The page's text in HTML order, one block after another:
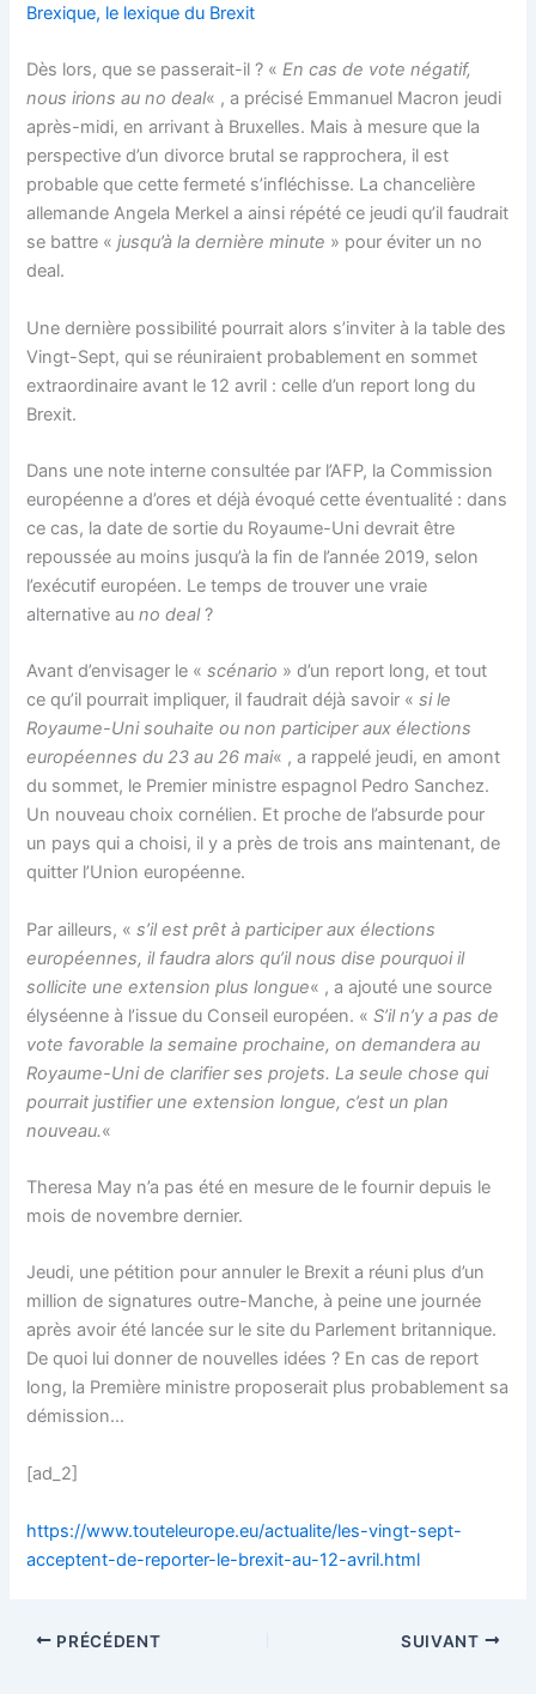
Brexique, le lexique du Brexit
Dès lors, que se passerait-il ? «En cas de vote négatif,
nous irions au no deal« , a précisé Emmanuel Macron jeudi
après-midi, en arrivant à Bruxelles. Mais à mesure que la
perspective d’un divorce brutal se rapprochera, il est
probable que cette fermeté s’infléchisse. La chancelière
allemande Angela Merkel a ainsi répété ce jeudi qu’il faudrait
se battre «jusqu’à la dernière minute » pour éviter un no
deal.
Une dernière possibilité pourrait alors s’inviter à la table des
Vingt-Sept, qui se réuniraient probablement en sommet
extraordinaire avant le 12 avril : celle d’un report long du
Brexit.
Dans une note interne consultée par l’AFP, la Commission
européenne a d’ores et déjà évoqué cette éventualité : dans
ce cas, la date de sortie du Royaume-Uni devrait être
repoussée au moins jusqu’à la fin de l’année 2019, selon
l’exécutif européen. Le temps de trouver une vraie
alternative auno deal?
Avant d’envisager le «scénario » d’un report long, et tout
ce qu’il pourrait impliquer, il faudrait déjà savoir «si le
Royaume-Uni souhaite ou non participer aux élections
européennes du 23 au 26 mai« , a rappelé jeudi, en amont
du sommet, le Premier ministre espagnol Pedro Sanchez.
Un nouveau choix cornélien. Et proche de l’absurde pour
un pays qui a choisi, il y a près de trois ans maintenant, de
quitter l’Union européenne.
Par ailleurs, «s’il est prêt à participer aux élections
européennes, il faudra alors qu’il nous dise pourquoi il
sollicite une extension plus longue« , a ajouté une source
élyséenne à l’issue du Conseil européen. «S’il n’y a pas de
vote favorable la semaine prochaine, on demandera au
Royaume-Uni de clarifier ses projets. La seule chose qui
pourrait justifier une extension longue, c’est un plan
nouveau.«
Theresa May n’a pas été en mesure de le fournir depuis le
mois de novembre dernier.
Jeudi, une pétition pour annuler le Brexit a réuni plus d’un
million de signatures outre-Manche, à peine une journée
après avoir été lancée sur le site du Parlement britannique.
De quoi lui donner de nouvelles idées ? En cas de report
long, la Première ministre proposerait plus probablement sa
démission…
[ad_2]
https://www.touteleurope.eu/actualite/les-vingt-sept-
acceptent-de-reporter-le-brexit-au-12-avril.html
PRÉCÉDENT SUIVANT